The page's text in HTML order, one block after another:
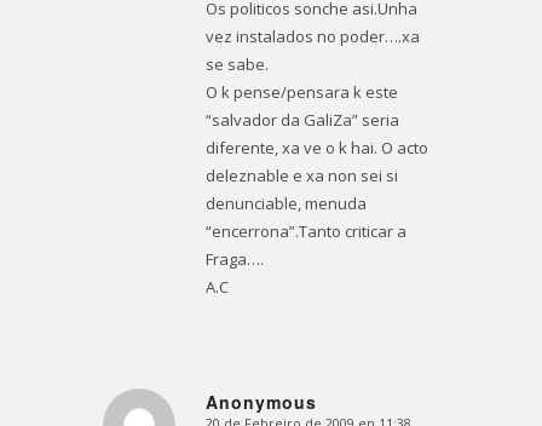
Os politicos sonche asi.Unha
vez instalados no poder….xa
se sabe.
O k pense/pensara k este
“salvador da GaliZa” seria
diferente, xa ve o k hai. O acto
deleznable e xa non sei si
denunciable, menuda
“encerrona”.Tanto criticar a
Fraga….
A.C
Anonymous